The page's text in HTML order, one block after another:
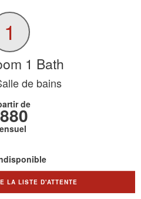
1
1 Bath
de bains
de
LA LISTE D'ATTENTE